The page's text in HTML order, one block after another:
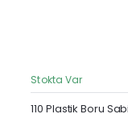
Stokta Var
110 Plastik Boru